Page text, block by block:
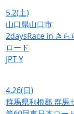
5.2(土)
山口県山口市
2daysRace in きら
ロード
JPTY
4.26(日)
群馬県利根郡 群馬